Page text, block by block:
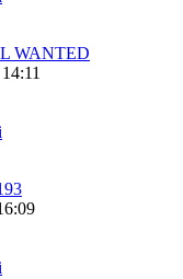
WANTED